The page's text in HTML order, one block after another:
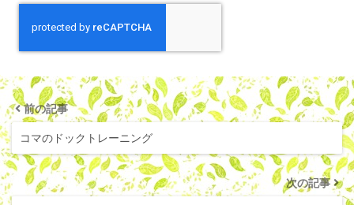
前の記事
コマのドックトレーニング
次の記事